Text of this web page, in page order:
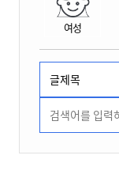
여성